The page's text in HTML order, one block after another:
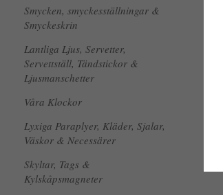
Smycken, smyckesställningar &
Smyckeskrin
Lantliga Ljus, Servetter,
Servettställ, Tändstickor &
Ljusmanschetter
Våra Klockor
Lyxiga Paraplyer, Kläder, Sjalar,
Väskor & Necessärer
Skyltar, Tags &
Kylskåpsmagneter